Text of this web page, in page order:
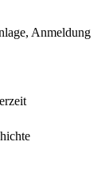
Anmeldung